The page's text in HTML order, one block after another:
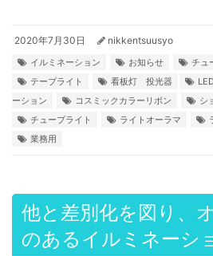
2020年7月30日 nikkentsuusyo
イルミネーション お知らせ
チュ
テープライト
看板灯 投光器
ーション
コスミックカラーリボン シ
チューブライト
ライトオーラマ
業務用
他と差別化を図り、
のあるイルミネーシ